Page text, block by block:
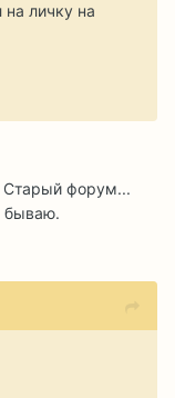
личку на
Старый форум...
бываю.